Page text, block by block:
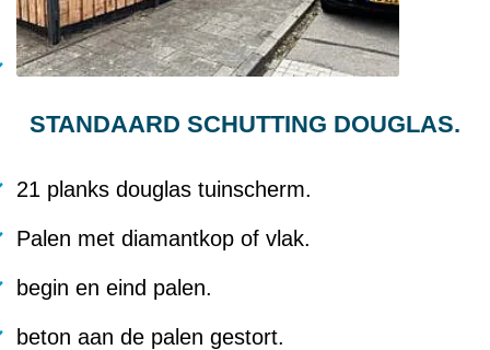
STANDAARD SCHUTTING DOUGLAS.
21 planks douglas tuinscherm.
Palen met diamantkop of vlak.
begin en eind palen.
beton aan de palen gestort.